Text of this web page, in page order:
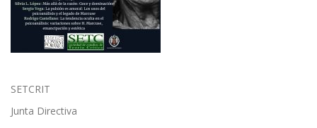
SETCRIT
Junta Directiva